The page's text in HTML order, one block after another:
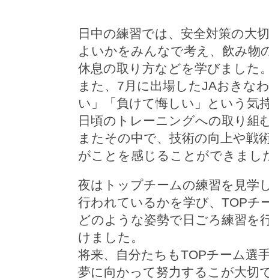
日中の練習では、安全対策の大
よいかをみんなで考え、飲み物
休息の取り方などを学びました
また、7月に出場したJAおきな
い」「負けて悔しい」という気
日頃のトレーニングへの取り組
またその中で、技術の向上や戦
がことを感じることができまし
夜はトップチームの練習を見学
行われているかを学び、TOPチ
どのような姿勢で日ごろ練習を
けました。
将来、自分たちもTOPチーム選
夢に向かって努力するこが大切